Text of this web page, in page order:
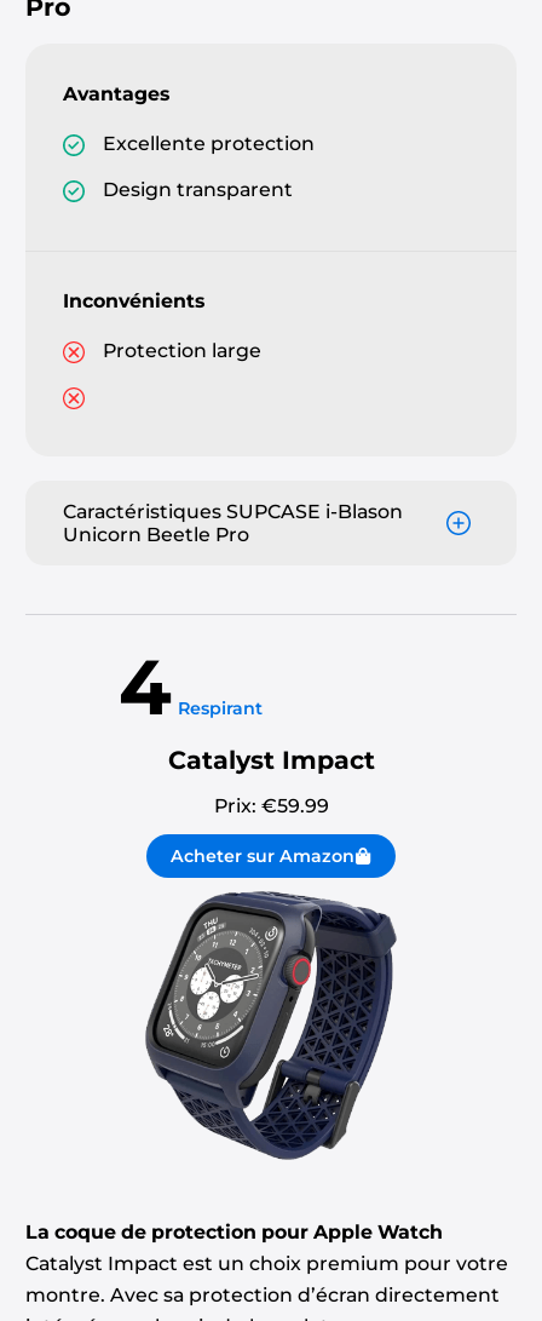
Pro
Avantages
Excellente protection
Design transparent
Inconvénients
Protection large
Caractéristiques SUPCASE i-Blason
Unicorn Beetle Pro
4 Respirant
Catalyst Impact
Prix: €59.99
Acheter sur Amazon
La coque de protection pour Apple Watch
Catalyst Impact est un choix premium pour votre
montre. Avec sa protection d’écran directement